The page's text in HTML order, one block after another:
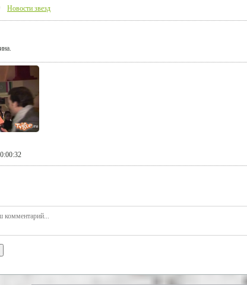
Новости звезд